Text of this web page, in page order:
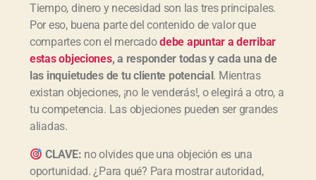
Tiempo, dinero y necesidad son las tres principales.
Por eso, buena parte del contenido de valor que
compartes con el mercadodebe apuntar a derribar
estas objeciones, a responder todas y cada una de
las inquietudes de tu cliente potencial. Mientras
existan objeciones, ¡no le venderás!, o elegirá a otro, a
tu competencia. Las objeciones pueden ser grandes
aliadas.
CLAVE: no olvides que una objeción es una
oportunidad. ¿Para qué? Para mostrar autoridad,